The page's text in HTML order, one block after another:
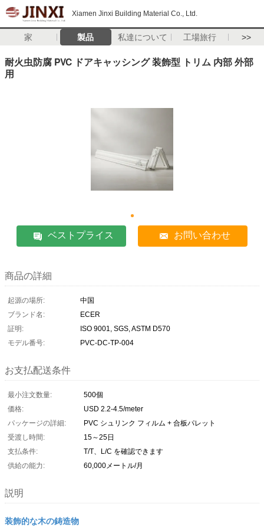
Xiamen Jinxi Building Material Co., Ltd.
家 製品 私達について 工場旅行 >>
耐火虫防腐 PVC ドアキャッシング 装飾型 トリム 内部 外部
用
ベストプライス お問い合わせ
商品の詳細
起源の場所:
中国
ブランド名:
ECER
証明:
ISO 9001, SGS, ASTM D570
モデル番号:
PVC-DC-TP-004
お支払配送条件
最小注文数量:
500個
価格:
USD 2.2-4.5/meter
パッケージの詳細:
PVC シュリンク フィルム + 合板パレット
受渡し時間:
15～25日
支払条件:
T/T、L/C を確認できます
供給の能力:
60,000メートル/月
説明
装飾的な木の鋳造物